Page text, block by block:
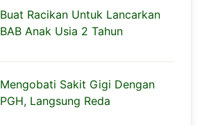
Buat Racikan Untuk Lancarkan
BAB Anak Usia 2 Tahun
Mengobati Sakit Gigi Dengan
PGH, Langsung Reda